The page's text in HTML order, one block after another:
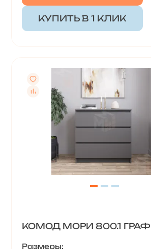
КУПИТЬ В 1 КЛИК
КОМОД МОРИ 800.1
Размеры: